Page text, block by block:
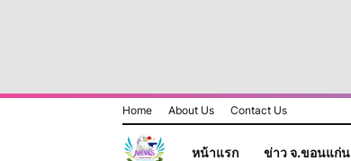
Home About Us Contact Us
หน้าแรก ข่าว จ.ขอนแก่น